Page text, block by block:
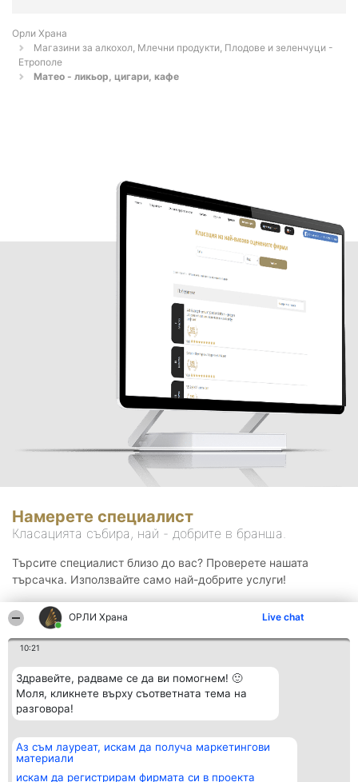
ОРЛИ Храна Live chat
10:21
Здравейте, радваме се да ви помогнем! 🙂
Моля, кликнете върху съответната тема на
разговора!
Аз съм лауреат, искам да получа маркетингови
материали
искам да регистрирам фирмата си в проекта
Орли Храна
Магазини за алкохол, Млечни продукти, Плодове и зеленчуци -
Етрополе
Матео - ликьор, цигари, кафе
Намерете специалист
Класацията събира, най - добрите в бранша.
Търсите специалист близо до вас? Проверете нашата
търсачка. Използвайте само най-добрите услуги!
Организатор на
класиране
Класация Контакти